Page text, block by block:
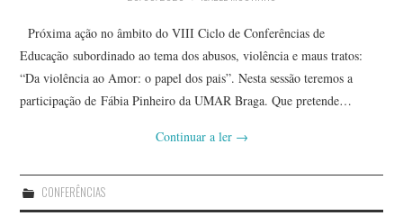
Próxima ação no âmbito do VIII Ciclo de Conferências de
Educação subordinado ao tema dos abusos, violência e maus tratos:
“Da violência ao Amor: o papel dos pais”. Nesta sessão teremos a
participação de Fábia Pinheiro da UMAR Braga. Que pretende…
Continuar a ler →
CONFERÊNCIAS